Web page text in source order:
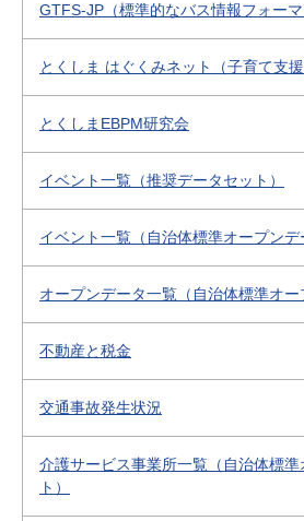
GTFS-JP（標準的なバス情報フォーマ
とくしま はぐくみネット（子育て支援
とくしまEBPM研究会
イベント一覧（推奨データセット）
イベント一覧（自治体標準オープンデ
オープンデータ一覧（自治体標準オー
不動産と税金
交通事故発生状況
介護サービス事業所一覧（自治体標
ト）